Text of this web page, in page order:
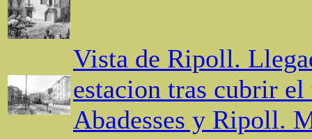
Vista de Ripoll.
estacion tras cubrir el
Abadesses y Ripoll.